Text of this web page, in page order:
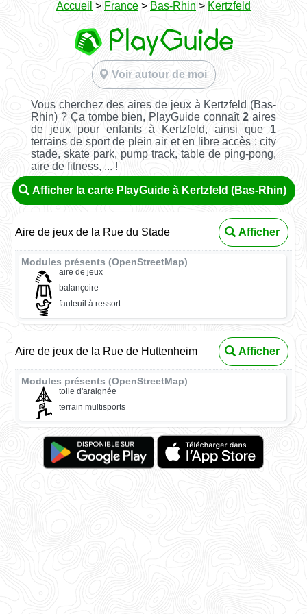
Accueil > France > Bas-Rhin > Kertzfeld
Voir autour de moi
Vous cherchez des aires de jeux à Kertzfeld (Bas-
Rhin) ? Ça tombe bien, PlayGuide connaît2 aires
de jeux pour enfants à Kertzfeld, ainsi que 1
terrains de sport de plein air et en libre accès : city
stade, skate park, pump track, table de ping-pong,
aire de fitness, ... !
Afficher la carte PlayGuide à Kertzfeld (Bas-Rhin)
Aire de jeux de la Rue du Stade Afficher
Modules présents (OpenStreetMap)
aire de jeux
balançoire
fauteuil à ressort
Aire de jeux de la Rue de Huttenheim Afficher
Modules présents (OpenStreetMap)
toile d'araignée
terrain multisports